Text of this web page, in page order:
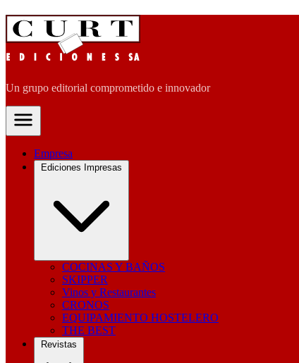
Un grupo editorial comprometido e innovador
Empresa
Ediciones Impresas
COCINAS Y BAÑOS
SKIPPER
Vinos y Restaurantes
CRONOS
EQUIPAMIENTO HOSTELERO
THE BEST
Revistas